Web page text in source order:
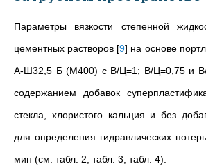
Параметры вязкости степенной
цементных растворов [9] на основе
А-Ш32,5 Б (М400) с В/Ц=1; В/Ц=0,75 и
содержанием добавок
стекла, хлористого кальция и без
для определения гидравлических
мин (см. табл. 2, табл. 3, табл. 4).